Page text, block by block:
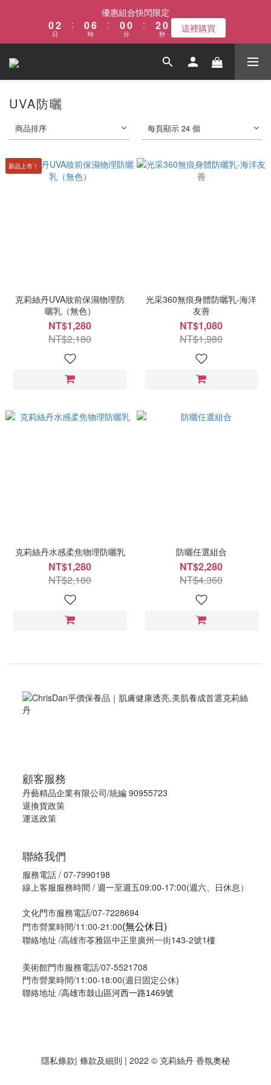
優惠組合快閃限定
02
1
日
:
06
5
2
時
:
1
0
1
0
分
:
3
2
1
1
0
秒 這裡購買
UVA防曬
商品排序 每頁顯示 24 個
新品上市！
克莉絲丹UVA妝前保濕物理防
曬乳（無色）
NT$1,280
NT$2,180
光采360無痕身體防曬乳-海洋
友善
NT$1,080
NT$1,980
克莉絲丹水感柔焦物理防曬乳
NT$1,280
NT$2,180
防曬任選組合
NT$2,280
NT$4,360
顧客服務
丹藝精品企業有限公司/統編 90955723
退換貨政策
運送政策
聯絡我們
服務電話 / 07-7990198
線上客服服務時間 / 週一至週五09:00-17:00(週六、日休息）
文化門市服務電話/07-7228694
門市營業時間/11:00-21:00(無公休日)
聯絡地址 /高雄市苓雅區中正里廣州一街143-2號1樓
美術館門市服務電話/07-5521708
門市營業時間/11:00-18:00(週日固定公休)
聯絡地址 /高雄市鼓山區河西一路1469號
隱私條款| 條款及細則 | 2022 © 克莉絲丹 香氛奧秘